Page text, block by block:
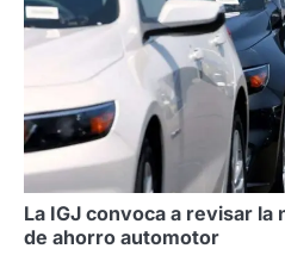
La IGJ convoca a revisar
de ahorro automotor